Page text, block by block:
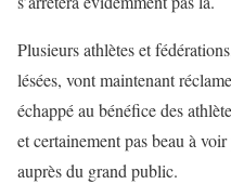
Plusieurs athlètes et
lésées, vont maintenant
échappé au bénéfice des
et certainement pas beau à
auprès du grand public.